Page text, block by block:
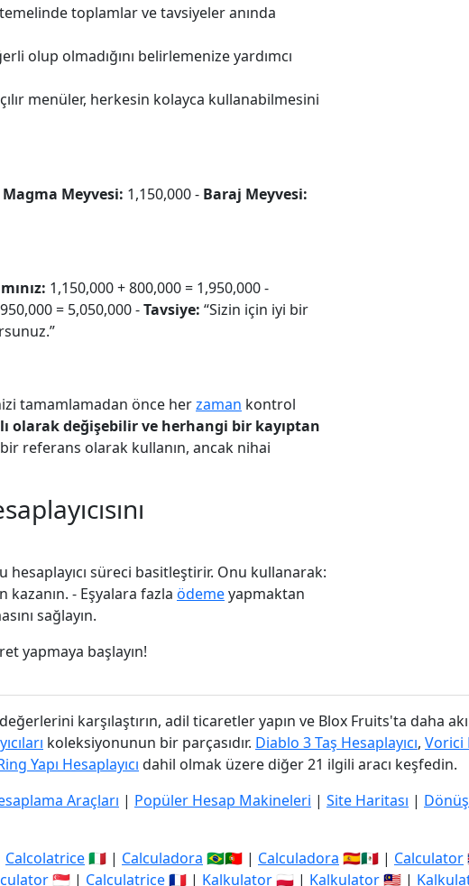
toplamlar ve tavsiyeler anında
olup olmadığını belirlemenize yardımcı
menüler, herkesin kolayca kullanabilmesini
Magma Meyvesi: 1,150,000 - Baraj Meyvesi:
1,150,000 + 800,000 = 1,950,000 -
= 5,050,000 -Tavsiye: “Sizin için iyi bir
tamamlamadan önce herzaman kontrol
olarak değişebilir ve herhangi bir kayıptan
bir referans olarak kullanın, ancak nihai
süreci basitleştirir. Onu kullanarak:
- Eşyalara fazla ödemeyapmaktan
sağlayın.
yapmaya başlayın!
karşılaştırın, adil ticaretler yapın ve Blox Fruits'ta daha
koleksiyonunun bir parçasıdır. Diablo 3 Taş Hesaplayıcı, Vorici
Yapı Hesaplayıcı dahil olmak üzere diğer 21 ilgili aracı keşfedin.
Araçları | Popüler Hesap Makineleri | Site Haritası |
Calcolatrice🇮🇹 | Calculadora 🇧🇷🇵🇹 | Calculadora 🇪🇸🇲🇽 | Calculator
🇸🇬 | Calculatrice🇫🇷 | Kalkulator🇵🇱 | Kalkulator🇲🇾 |